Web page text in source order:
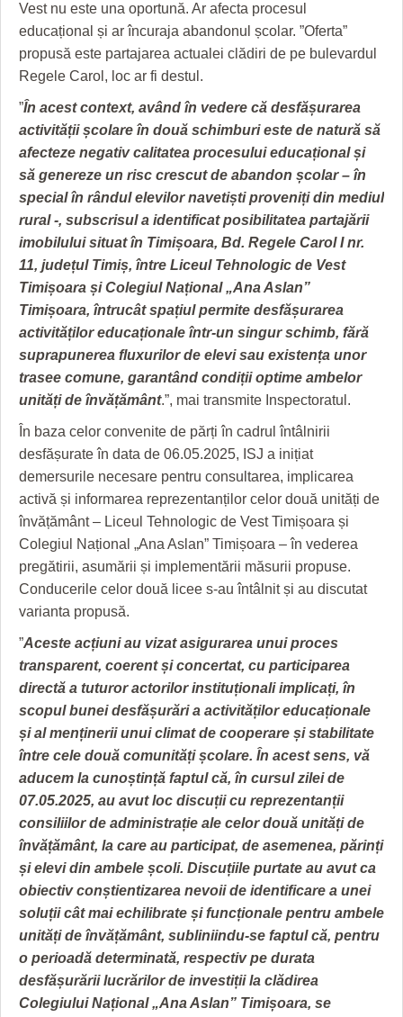
Vest nu este una oportună. Ar afecta procesul
educațional și ar încuraja abandonul școlar. ”Oferta”
propusă este partajarea actualei clădiri de pe bulevardul
Regele Carol, loc ar fi destul.
”În acest context, având în vedere că desfășurarea
activității școlare în două schimburi este de natură să
afecteze negativ calitatea procesului educațional și
să genereze un risc crescut de abandon școlar – în
special în rândul elevilor navetiști proveniți din mediul
rural -, subscrisul a identificat posibilitatea partajării
imobilului situat în Timișoara, Bd. Regele Carol I nr.
11, județul Timiș, între Liceul Tehnologic de Vest
Timișoara și Colegiul Național „Ana Aslan”
Timișoara, întrucât spațiul permite desfășurarea
activităților educaționale într-un singur schimb, fără
suprapunerea fluxurilor de elevi sau existența unor
trasee comune, garantând condiții optime ambelor
unități de învățământ.”, mai transmite Inspectoratul.
În baza celor convenite de părți în cadrul întâlnirii
desfășurate în data de 06.05.2025, ISJ a inițiat
demersurile necesare pentru consultarea, implicarea
activă și informarea reprezentanților celor două unități de
învățământ – Liceul Tehnologic de Vest Timișoara și
Colegiul Național „Ana Aslan” Timișoara – în vederea
pregătirii, asumării și implementării măsurii propuse.
Conducerile celor două licee s-au întâlnit și au discutat
varianta propusă.
”Aceste acțiuni au vizat asigurarea unui proces
transparent, coerent și concertat, cu participarea
directă a tuturor actorilor instituționali implicați, în
scopul bunei desfășurări a activităților educaționale
și al menținerii unui climat de cooperare și stabilitate
între cele două comunități școlare. În acest sens, vă
aducem la cunoștință faptul că, în cursul zilei de
07.05.2025, au avut loc discuții cu reprezentanții
consiliilor de administrație ale celor două unități de
învățământ, la care au participat, de asemenea, părinți
și elevi din ambele școli. Discuțiile purtate au avut ca
obiectiv conștientizarea nevoii de identificare a unei
soluții cât mai echilibrate și funcționale pentru ambele
unități de învățământ, subliniindu-se faptul că, pentru
o perioadă determinată, respectiv pe durata
desfășurării lucrărilor de investiții la clădirea
Colegiului Național „Ana Aslan” Timișoara, se